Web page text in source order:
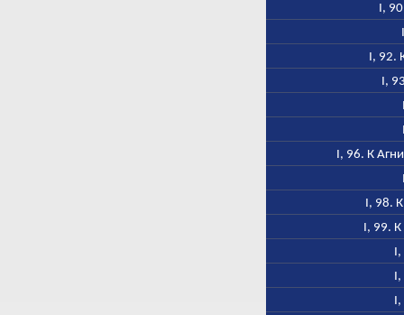
I,
I, 92.
I,
I, 96. К
I, 98.
I, 99.